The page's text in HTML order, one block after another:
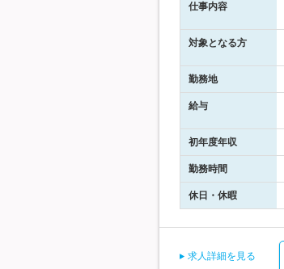
仕事内容
対象となる方
勤務地
給与
初年度年収
勤務時間
休日・休暇
求人詳細を見る